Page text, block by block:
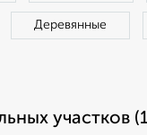
Деревянные
участков